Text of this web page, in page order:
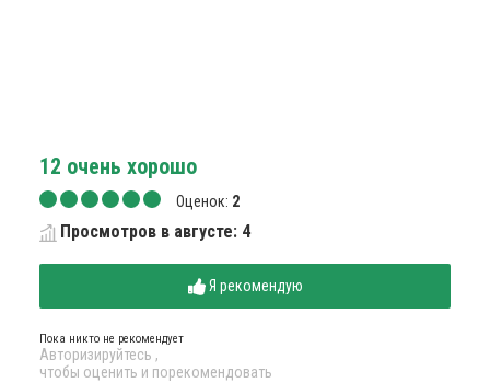
12 очень хорошо
Оценок: 2
Просмотров в августе: 4
Я рекомендую
Пока никто не рекомендует
Авторизируйтесь ,
чтобы оценить и порекомендовать